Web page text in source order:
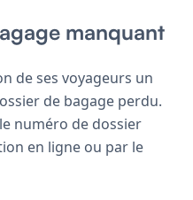
manquant
de ses voyageurs un
de bagage perdu.
numéro de dossier
en ligne ou par le